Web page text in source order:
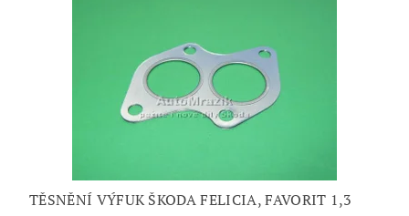
TĚSNĚNÍ VÝFUK ŠKODA FELICIA, FAVORIT 1,3